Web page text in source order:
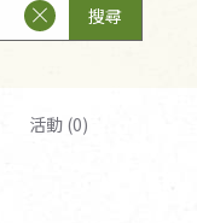
搜尋
活動 (0)